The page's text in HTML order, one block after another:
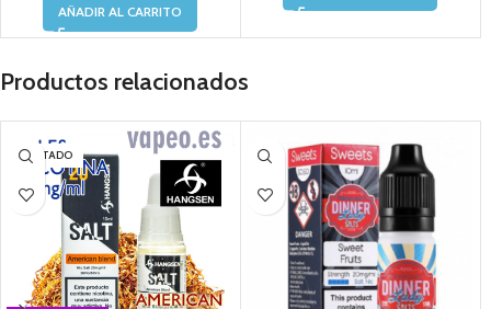
AÑADIR AL CARRITO
Productos relacionados
AGOTADO